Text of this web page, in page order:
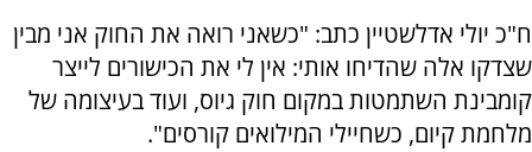
ח"כ יולי אדלשטיין כתב: "כשאני רואה את החוק אני מבין
שצדקו אלה שהדיחו אותי: אין לי את הכישורים לייצר
קומבינת השתמטות במקום חוק גיוס, ועוד בעיצומה של
מלחמת קיום, כשחיילי המילואים קורסים".